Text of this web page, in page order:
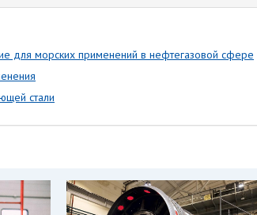
для морских применений в нефтегазовой сфере
стали